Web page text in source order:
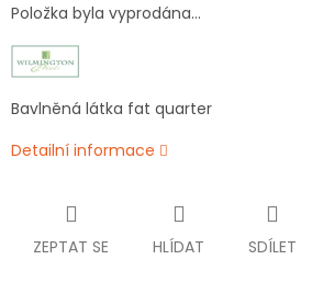
Položka byla vyprodána…
Bavlněná látka fat quarter
Detailní informace
ZEPTAT SE HLÍDAT SDÍLET